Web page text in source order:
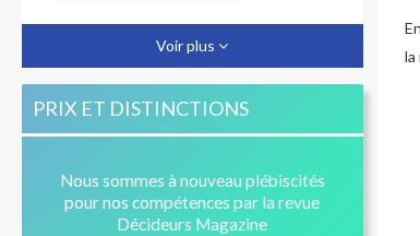
attention au délai d’action !
Vente d'immeuble à construire :
comment obtenir l’achèvement des
travaux ?
Défaut d’information et de conseil du
constructeur : quels recours ?
Voir plus
PRIX ET DISTINCTIONS
Nous sommes à nouveau plébiscités
pour nos compétences par la revue
Décideurs Magazine
la